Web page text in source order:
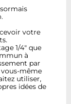
votre
1/4" que
à
par
même
utiliser,
idées de